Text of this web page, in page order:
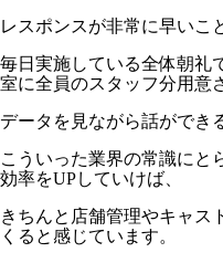
レスポンスが非常に早いこ
毎日実施している全体朝礼
室に全員のスタッフ分用意
データを見ながら話ができ
こういった業界の常識にと
効率をUPしていけば、
きちんと店舗管理やキャス
くると感じています。